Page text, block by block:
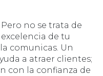
no se trata de
de tu
comunicas. Un
a atraer clientes;
con la confianza de